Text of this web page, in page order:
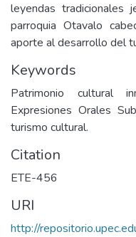
leyendas tradicionales
parroquia Otavalo
aporte al desarrollo del
Keywords
Patrimonio cultural
Expresiones Orales
turismo cultural.
Citation
ETE-456
URI
http://